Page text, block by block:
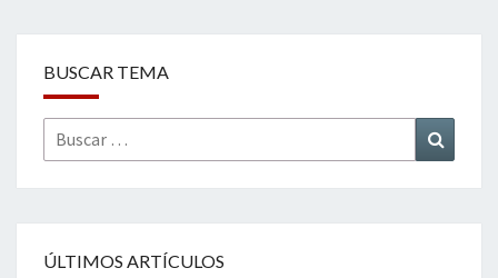
BUSCAR TEMA
Buscar
por:
ÚLTIMOS ARTÍCULOS